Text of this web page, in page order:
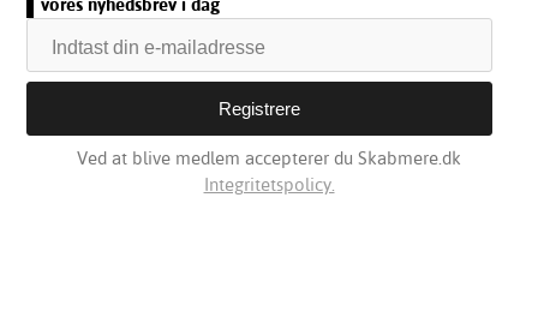
Ved at blive medlem accepterer du Skabmere.dk
Integritetspolicy.